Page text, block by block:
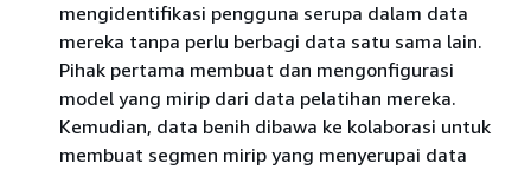
mengidentifikasi pengguna serupa dalam data
mereka tanpa perlu berbagi data satu sama lain.
Pihak pertama membuat dan mengonfigurasi
model yang mirip dari data pelatihan mereka.
Kemudian, data benih dibawa ke kolaborasi untuk
membuat segmen mirip yang menyerupai data